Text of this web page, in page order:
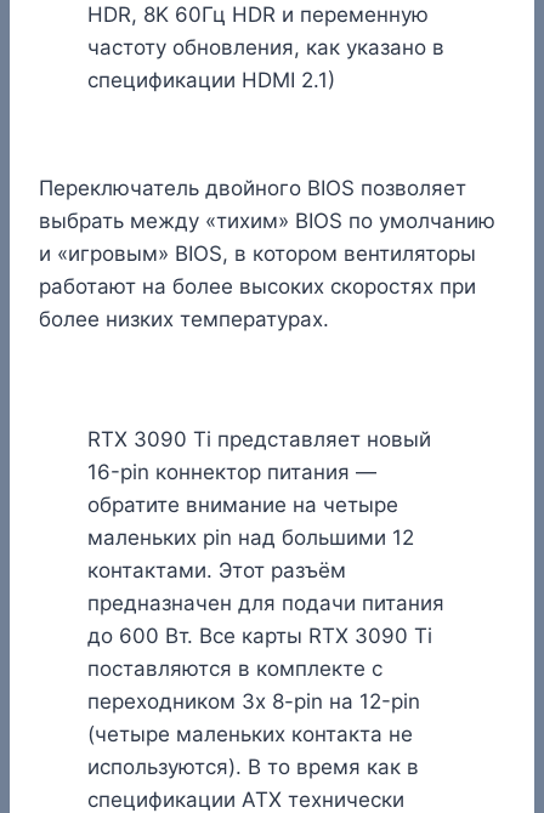
HDR, 8K 60Гц HDR и переменную
частоту обновления, как указано в
спецификации HDMI 2.1)
Переключатель двойного BIOS позволяет
выбрать между «тихим» BIOS по умолчанию
и «игровым» BIOS, в котором вентиляторы
работают на более высоких скоростях при
более низких температурах.
RTX 3090 Ti представляет новый
16-pin коннектор питания —
обратите внимание на четыре
маленьких pin над большими 12
контактами. Этот разъём
предназначен для подачи питания
до 600 Вт. Все карты RTX 3090 Ti
поставляются в комплекте с
переходником 3x 8-pin на 12-pin
(четыре маленьких контакта не
используются). В то время как в
спецификации ATX технически